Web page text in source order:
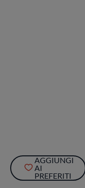
AGGIUNGI
AI
PREFERITI